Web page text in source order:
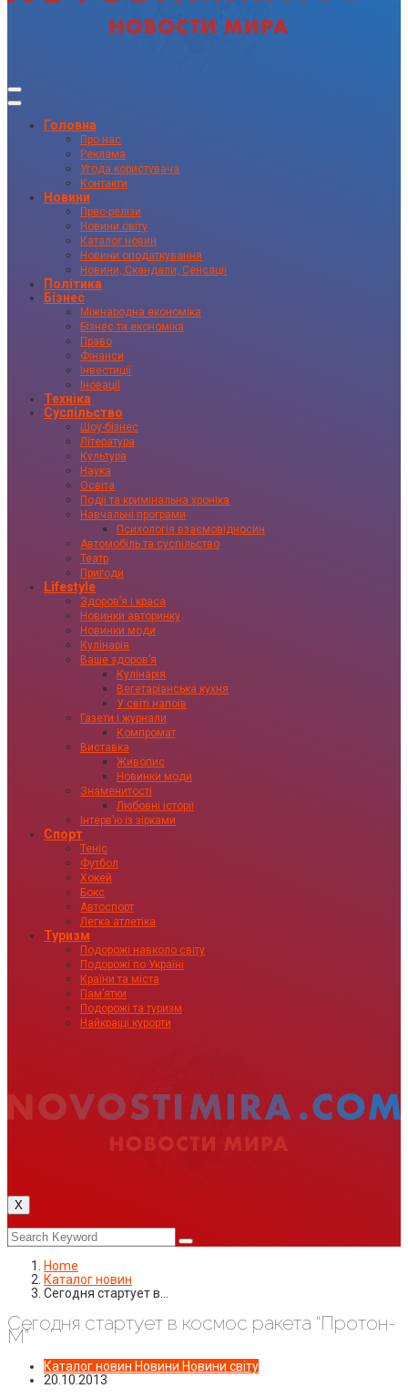
Головна
Про нас
Реклама
Угода користувача
Контакти
Новини
Прес-релізи
Новини світу
Каталог новин
Новини оподаткування
Новини, Скандали, Сенсації
Політика
Бізнес
Міжнародна економіка
Бізнес та економіка
Право
Фінанси
Інвестиції
Іновації
Техніка
Суспільство
Шоу-бізнес
Література
Культура
Наука
Освіта
Події та кримінальна хроніка
Навчальні програми
Психологія взаємовідносин
Автомобіль та суспільство
Театр
Пригоди
Lifestyle
Здоровʼя і краса
Новинки авторинку
Новинки моди
Кулінарія
Ваше здоровʼя
Кулінарія
Вегетаріанська кухня
У світі напоїв
Газети і журнали
Компромат
Виставка
Живопис
Новинки моди
Знаменитості
Любовні історії
Інтервʼю із зірками
Спорт
Теніс
Футбол
Хокей
Бокс
Автоспорт
Легка атлетіка
Туризм
Подорожі навколо світу
Подорожі по Україні
Країни та міста
Пам’ятки
Подорожі та туризм
Найкращі курорти
X
Home
Каталог новин
Сегодня стартует в…
Сегодня стартует в космос ракета “Протон-
М”
Каталог новин Новини Новини світу
20.10.2013